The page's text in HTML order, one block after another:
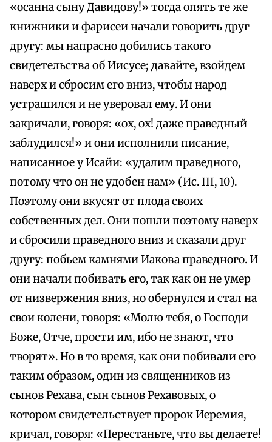
«осанна сыну Давидову!» тогда опять те же
книжники и фарисеи начали говорить друг
другу: мы напрасно добились такого
свидетельства об Иисусе; давайте, взойдем
наверх и сбросим его вниз, чтобы народ
устрашился и не уверовал ему. И они
закричали, говоря: «ох, ох! даже праведный
заблудился!» и они исполнили писание,
написанное у Исайи: «удалим праведного,
потому что он не удобен нам» (Ис. III, 10).
Поэтому они вкусят от плода своих
собственных дел. Они пошли поэтому наверх
и сбросили праведного вниз и сказали друг
другу: побьем камнями Иакова праведного. И
они начали побивать его, так как он не умер
от низвержения вниз, но обернулся и стал на
свои колени, говоря: «Молю тебя, о Господи
Боже, Отче, прости им, ибо не знают, что
творят». Но в то время, как они побивали его
таким образом, один из священников из
сынов Рехава, сын сынов Рехавовых, о
котором свидетельствует пророк Иеремия,
кричал, говоря: «Перестаньте, что вы делаете!